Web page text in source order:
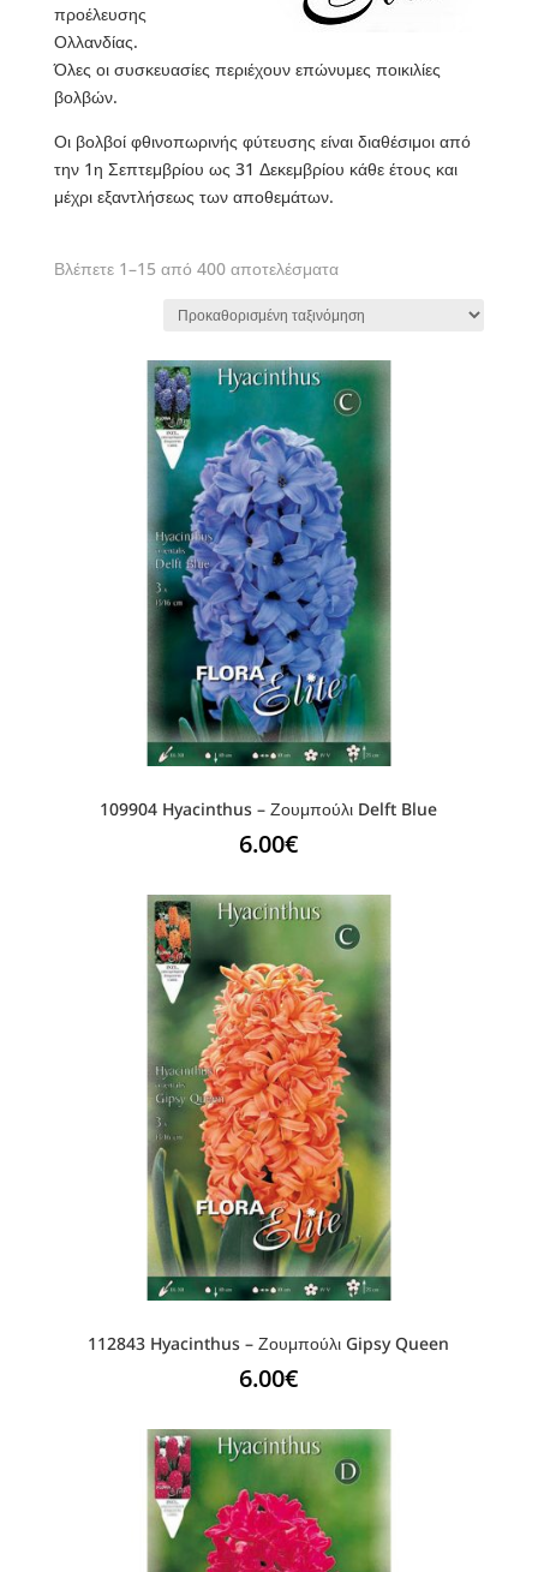
προέλευσης
Ολλανδίας.
Όλες οι συσκευασίες περιέχουν επώνυμες ποικιλίες
βολβών.
Οι βολβοί φθινοπωρινής φύτευσης είναι διαθέσιμοι από
την 1η Σεπτεμβρίου ως 31 Δεκεμβρίου κάθε έτους και
μέχρι εξαντλήσεως των αποθεμάτων.
Βλέπετε 1–15 από 400 αποτελέσματα
109904 Hyacinthus – Ζουμπούλι Delft Blue
6.00€
112843 Hyacinthus – Ζουμπούλι Gipsy Queen
6.00€